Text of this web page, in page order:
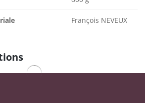
François NEVEUX